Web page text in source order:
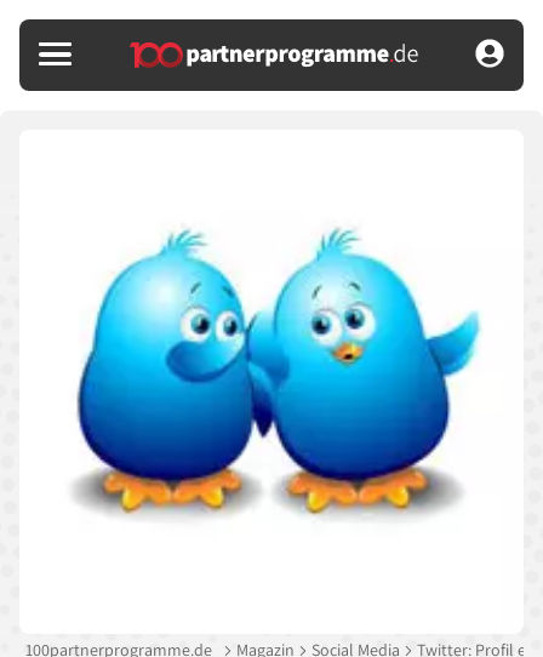
100partnerprogramme.de Magazin Social Media Twitter: Profil